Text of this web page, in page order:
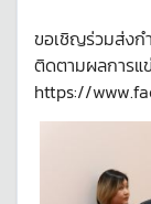
ขอเชิญร่วมส่งก
ติดตามผลการแ
https://